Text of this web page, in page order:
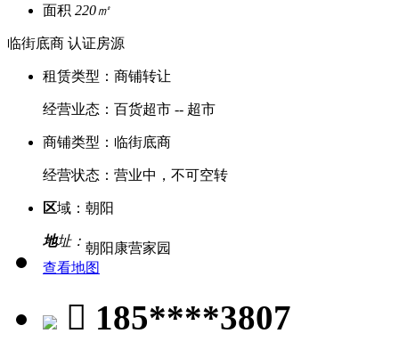
面积 220㎡
临街底商 认证房源
租赁类型： 商铺转让
经营业态： 百货超市 -- 超市
商铺类型： 临街底商
经营状态： 营业中，不可空转
区域： 朝阳
地址： 朝阳康营家园
查看地图
 185****3807